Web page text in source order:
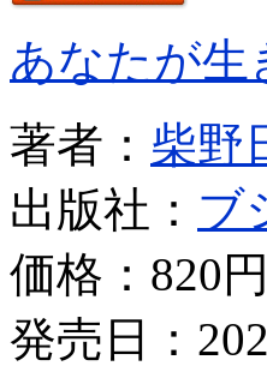
あなたが生
著者： 柴野
出版社： ブ
価格： 820円
発売日：